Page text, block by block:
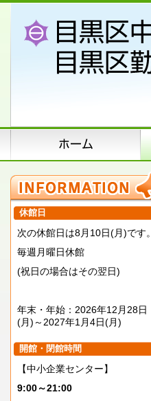
休館日
次の休館日は8月10日(月)です。
毎週月曜日休館
(祝日の場合はその翌日)
年末・年始：2026年12月28日
(月)～2027年1月4日(月)
開館・閉館時間
【中小企業センター】
9:00～21:00